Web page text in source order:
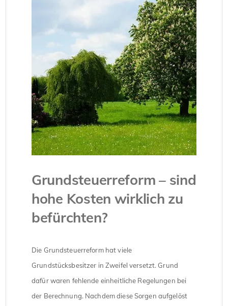
Grundsteuerreform – sind
hohe Kosten wirklich zu
befürchten?
Die Grundsteuerreform hat viele
Grundstücksbesitzer in Zweifel versetzt. Grund
dafür waren fehlende einheitliche Regelungen bei
der Berechnung. Nachdem diese Sorgen aufgelöst